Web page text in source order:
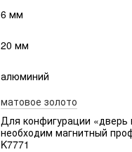
6 мм
20 мм
алюминий
матовое золото
Для конфигурации «дверь
необходим магнитный
K7771